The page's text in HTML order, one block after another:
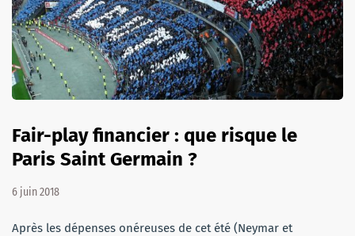
Fair-play financier : que risque le
Paris Saint Germain ?
6 juin 2018
Après les dépenses onéreuses de cet été (Neymar et